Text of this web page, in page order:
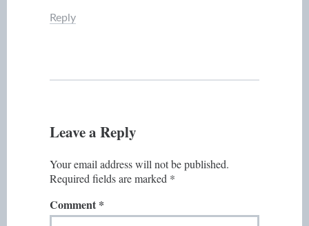
Reply
Leave a Reply
Your email address will not be published.
Required fields are marked *
Comment *